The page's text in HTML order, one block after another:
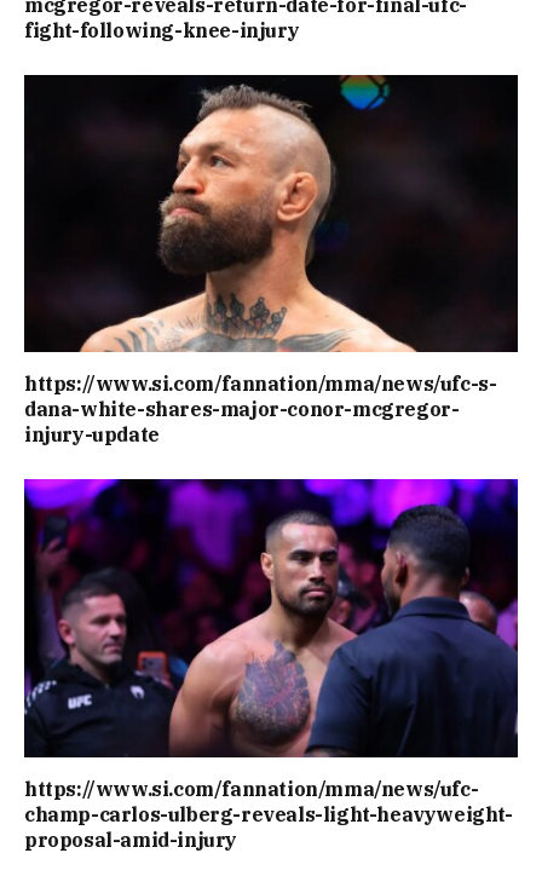
fight-following-knee-injury
https://www.si.com/fannation/mma/news/ufc-s-
dana-white-shares-major-conor-mcgregor-
injury-update
https://www.si.com/fannation/mma/news/ufc-
champ-carlos-ulberg-reveals-light-heavyweight-
proposal-amid-injury